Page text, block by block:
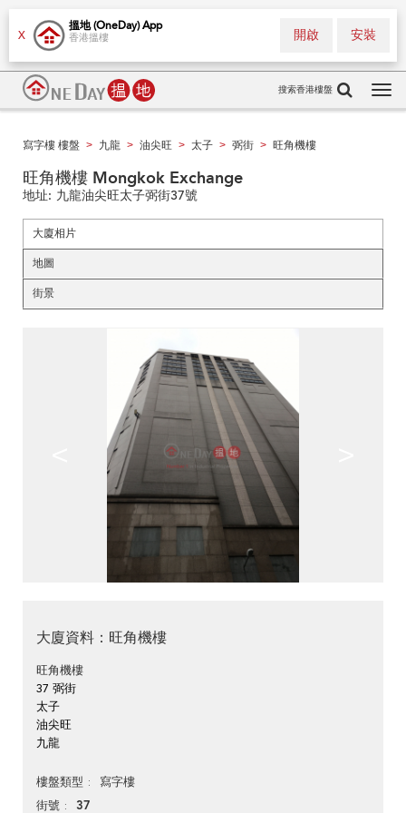
X
搵地 (OneDay) App
香港搵樓 安裝
開啟
搜索香港樓盤
寫字樓 樓盤 > 九龍 > 油尖旺 > 太子 > 弼街 > 旺角機樓
旺角機樓 Mongkok Exchange
地址: 九龍油尖旺太子弼街37號
大廈相片
地圖
街景
大廈資料：旺角機樓
旺角機樓
37 弼街
太子
油尖旺
九龍
樓盤類型 寫字樓
街號 37